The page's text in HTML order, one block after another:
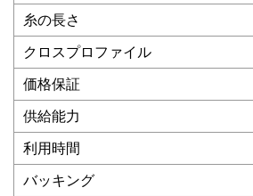
糸の長さ
クロスプロファイル
価格保証
供給能力
利用時間
バッキング